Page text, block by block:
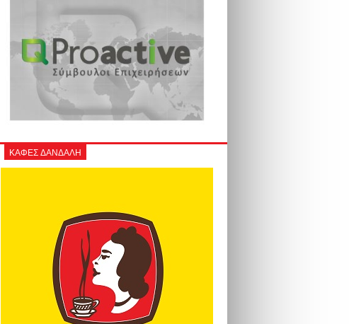
ΚΑΦΕΣ ΔΑΝΔΑΛΗ